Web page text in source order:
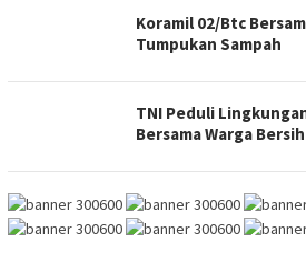
Koramil 02/Btc
Tumpukan Sampah
TNI Peduli
Bersama Warga